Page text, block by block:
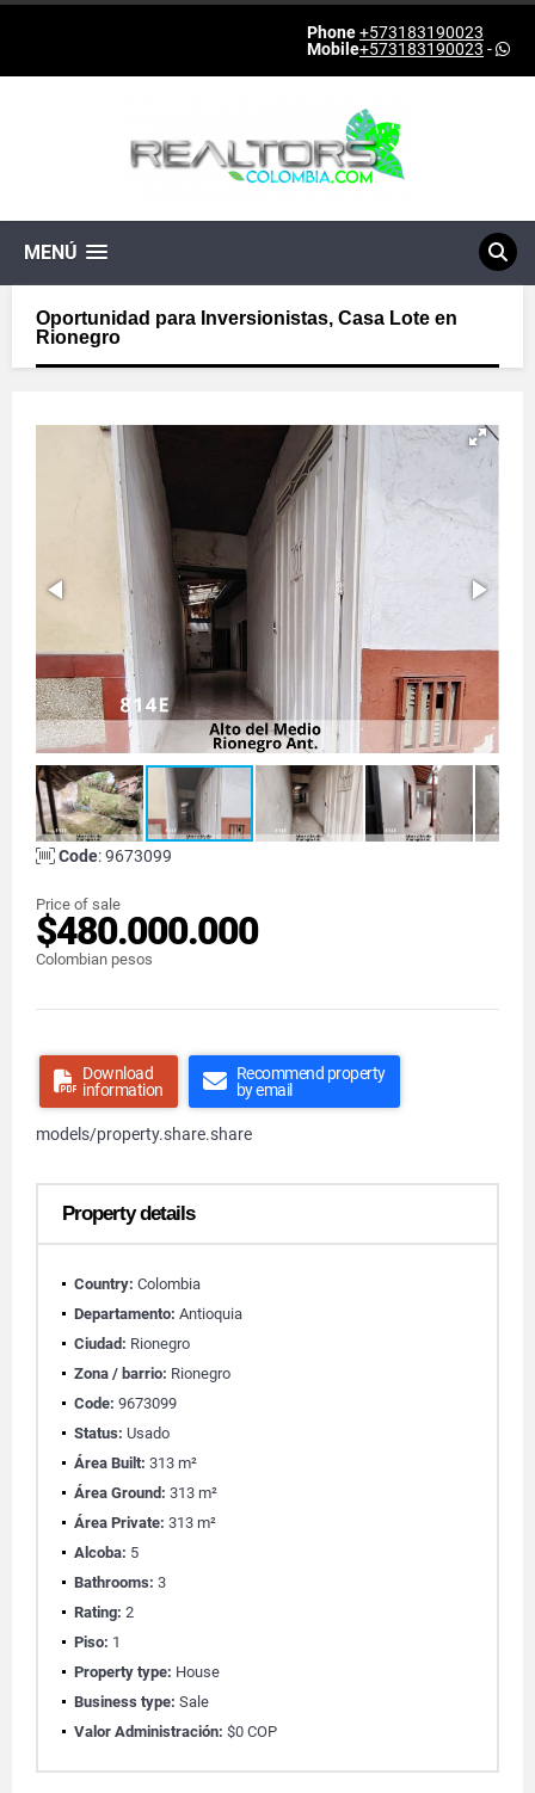
Phone+573183190023
Mobile+573183190023 -
MENÚ
Oportunidad para Inversionistas, Casa Lote en
Rionegro
Code: 9673099
Price of sale
$480.000.000
Colombian pesos
Download
information
Recommend property
by email
models/property.share.share
Property details
Country: Colombia
Departamento: Antioquia
Ciudad: Rionegro
Zona / barrio: Rionegro
Code: 9673099
Status: Usado
Área Built: 313 m²
Área Ground: 313 m²
Área Private: 313 m²
Alcoba: 5
Bathrooms: 3
Rating: 2
Piso: 1
Property type: House
Business type: Sale
Valor Administración: $0 COP